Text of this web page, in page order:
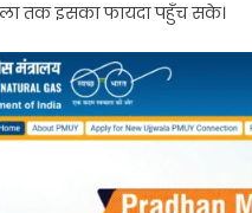
तक इसका फायदा पहुँच सके।